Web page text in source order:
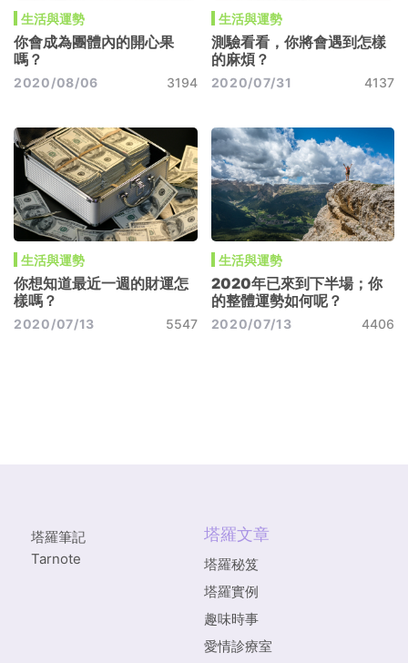
生活與運勢
你會成為團體內的開心果
嗎？
2020/08/06 3194
生活與運勢
測驗看看，你將會遇到怎樣
的麻煩？
2020/07/31 4137
生活與運勢
你想知道最近一週的財運怎
樣嗎？
2020/07/13 5547
生活與運勢
2020年已來到下半場；你
的整體運勢如何呢？
2020/07/13 4406
塔羅筆記
Tarnote
塔羅文章
塔羅秘笈
塔羅實例
趣味時事
愛情診療室